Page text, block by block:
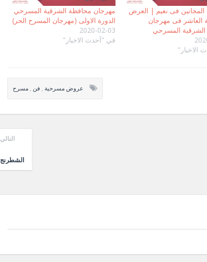
فى نعيم | العرض
العاشر فى مهرجان
المسرحي
الاخبار"
مهرجان محافظة الشرقية المسرحي
الدورة الاولى (مهرجان المسرح الحر)
2020-02-03
في "آحدث الاخبار"
عروض مسرحية , فن , مسرح
التالي
الشطرنج